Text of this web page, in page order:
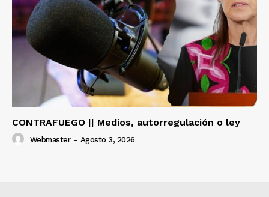
CONTRAFUEGO || Medios, autorregulación o ley
Webmaster - Agosto 3, 2026